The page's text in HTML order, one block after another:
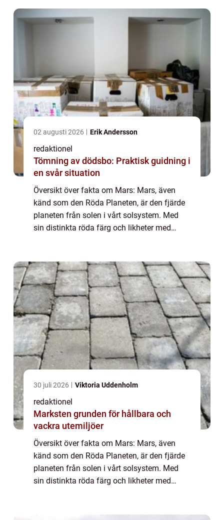
02 augusti 2026 Erik Andersson
redaktionel
Tömning av dödsbo: Praktisk guidning i
en svår situation
Översikt över fakta om Mars: Mars, även
känd som den Röda Planeten, är den fjärde
planeten från solen i vårt solsystem. Med
sin distinkta röda färg och likheter med
30 juli 2026 Viktoria Uddenholm
redaktionel
Marksten grunden för hållbara och
vackra utemiljöer
Översikt över fakta om Mars: Mars, även
känd som den Röda Planeten, är den fjärde
planeten från solen i vårt solsystem. Med
sin distinkta röda färg och likheter med